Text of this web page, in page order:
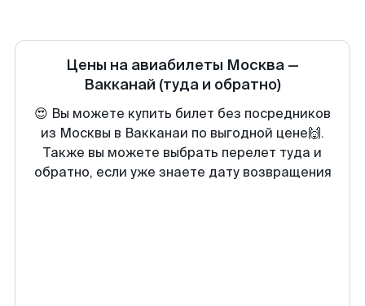
Цены на авиабилеты Москва —
Вакканай (туда и обратно)
😍 Вы можете купить билет без посредников
из Москвы в Вакканаи по выгодной цене🙌.
Также вы можете выбрать перелет туда и
обратно, если уже знаете дату возвращения